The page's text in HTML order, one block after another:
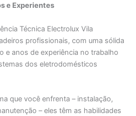
e Experientes
Técnica Electrolux Vila
profissionais, com uma sólida
e anos de experiência no trabalho
dos eletrodomésticos
que você enfrenta – instalação,
– eles têm as habilidades